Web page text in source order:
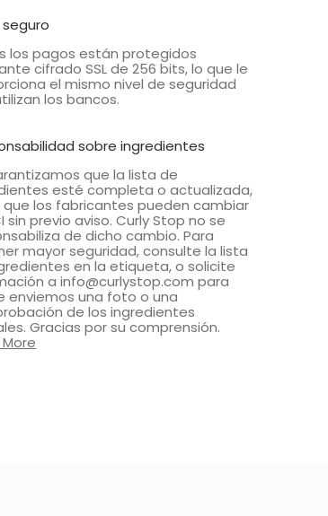
los pagos están protegidos
cifrado SSL de 256 bits, lo que le
el mismo nivel de seguridad
los bancos.
sobre ingredientes
que la lista de
esté completa o actualizada,
los fabricantes pueden cambiar
sin previo aviso. Curly Stop no se
de dicho cambio. Para
mayor seguridad, consulte la lista
en la etiqueta, o solicite
a info@curlystop.com para
enviemos una foto o una
de los ingredientes
Gracias por su comprensión.